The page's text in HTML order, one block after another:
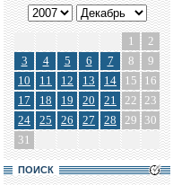
1
2
3
4 5 6 7 8
9
10
11 12 13 14 15
16
17
18 19 20 21 22 23
24
25 26 27 28 29
30
31
ПОИСК